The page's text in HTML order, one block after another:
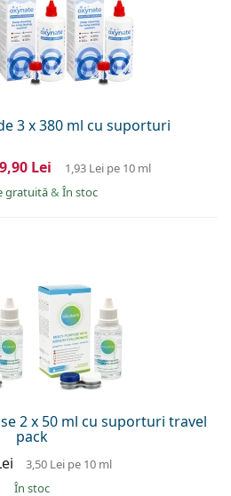
3 x 380 ml cu suporturi
Lei 1,93 Leipe 10 ml
gratuită& În stoc
2 x 50 ml cu suporturi travel
pack
3,50 Lei pe 10 ml
În stoc